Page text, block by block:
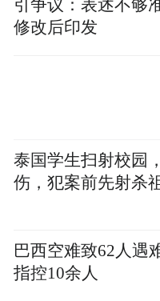
引争议：表述不够
修改后印发
泰国学生扫射校园
伤，犯案前先射杀
巴西空难致62人遇
指控10余人